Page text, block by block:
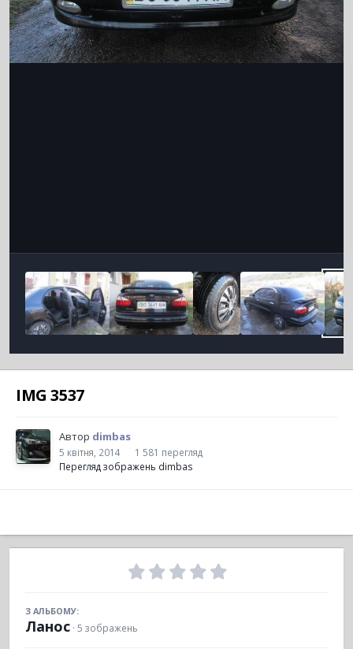
IMG 3537
Автор dimbas
5 квітня, 2014
1 581 перегляд
Перегляд зображень dimbas
З АЛЬБОМУ:
Ланос · 5 зображень